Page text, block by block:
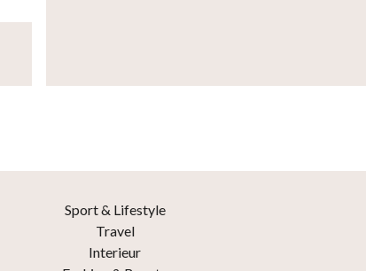
Sport & Lifestyle
Travel
Interieur